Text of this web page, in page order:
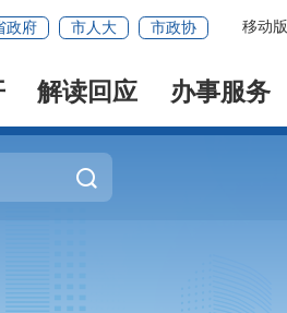
政府 市人大 市政协 移动版
解读回应 办事服务